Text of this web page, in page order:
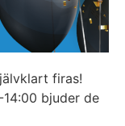
firas!
bjuder de